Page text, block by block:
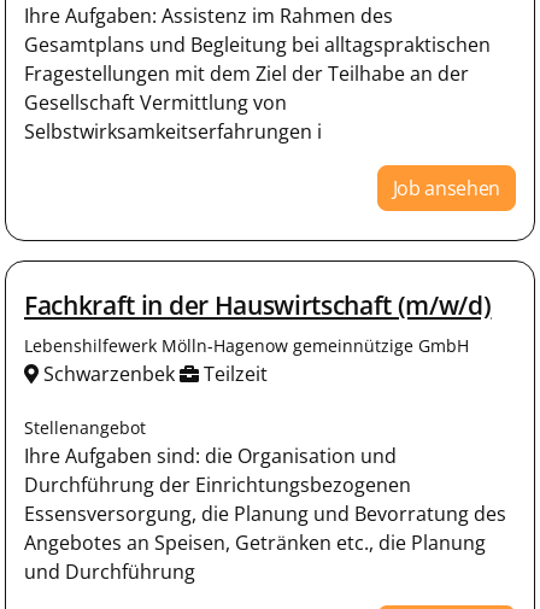
Ihre Aufgaben: Assistenz im Rahmen des
Gesamtplans und Begleitung bei alltagspraktischen
Fragestellungen mit dem Ziel der Teilhabe an der
Gesellschaft Vermittlung von
Selbstwirksamkeitserfahrungen i
Job ansehen
Fachkraft in der Hauswirtschaft (m/w/d)
Lebenshilfewerk Mölln-Hagenow gemeinnützige GmbH
Schwarzenbek Teilzeit
Stellenangebot
Ihre Aufgaben sind: die Organisation und
Durchführung der Einrichtungsbezogenen
Essensversorgung, die Planung und Bevorratung des
Angebotes an Speisen, Getränken etc., die Planung
und Durchführung